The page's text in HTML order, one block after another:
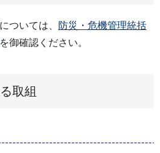
ついては、
防災・危機管理統括
を御確認ください。
取組